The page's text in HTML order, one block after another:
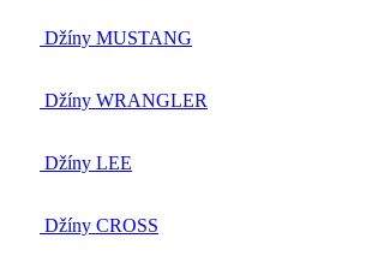
Džíny MUSTANG
Džíny WRANGLER
Džíny LEE
Džíny CROSS